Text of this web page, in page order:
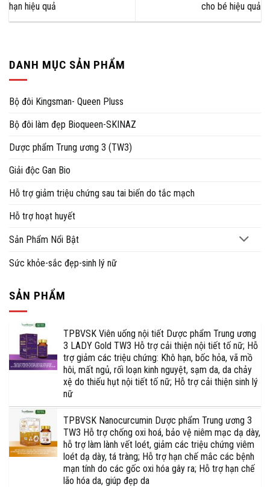
hạn hiệu quả
cho bé hiệu quả
DANH MỤC SẢN PHẨM
Bộ đôi Kingsman- Queen Pluss
Bộ đôi làm đẹp Bioqueen-SKINAZ
Dược phẩm Trung ương 3 (TW3)
Giải độc Gan Bio
Hỗ trợ giảm triệu chứng sau tai biến do tắc mạch
Hỗ trợ hoạt huyết
Sản Phẩm Nổi Bật
Sức khỏe-sắc đẹp-sinh lý nữ
SẢN PHẨM
TPBVSK Viên uống nội tiết Dược phẩm Trung ương
3 LADY Gold TW3 Hỗ trợ cải thiện nội tiết tố nữ; Hỗ
trợ giảm các triệu chứng: Khô hạn, bốc hỏa, vã mồ
hôi, mất ngủ, rối loạn kinh nguyệt, sạm da, da chảy
xệ do thiếu hụt nội tiết tố nữ; Hỗ trợ cải thiện sinh lý
nữ
TPBVSK Nanocurcumin Dược phẩm Trung ương 3
TW3 Hỗ trợ chống oxi hoá, bảo vệ niêm mạc dạ dày,
hỗ trợ làm lành vết loét, giảm các triệu chứng viêm
loét dạ dày, tá tràng; Hỗ trợ hạn chế mắc các bệnh
mạn tính do các gốc oxi hóa gây ra; Hỗ trợ hạn chế
lão hóa da, giúp đẹp da